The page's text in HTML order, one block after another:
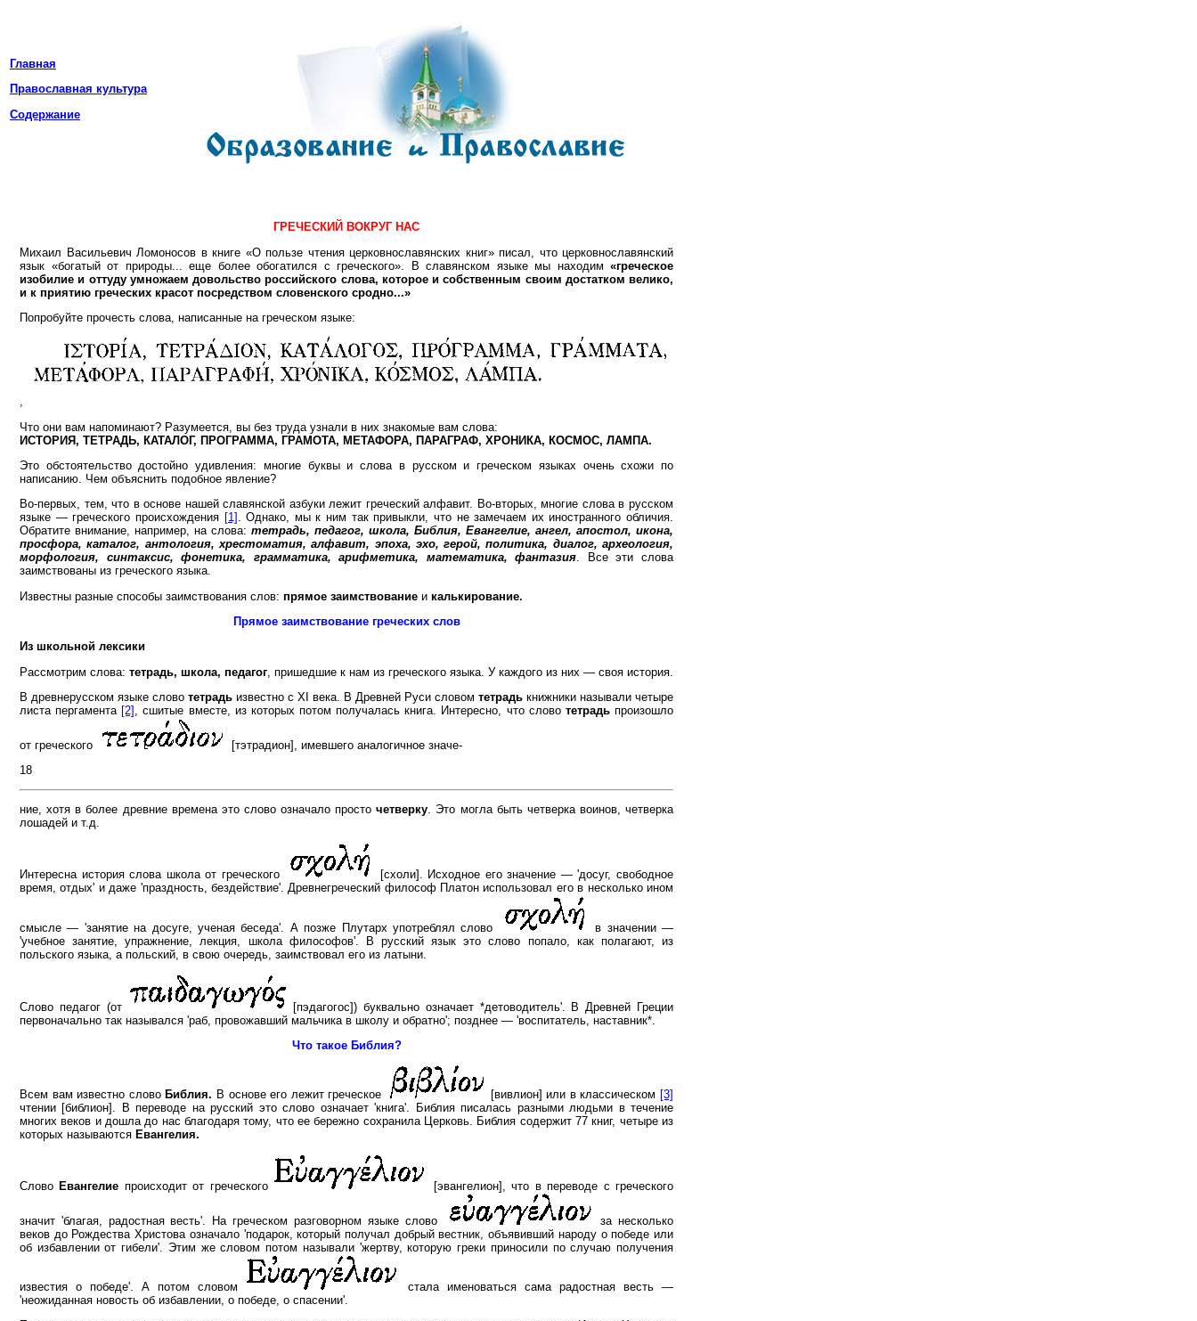
Главная
Православная культура
Содержание
ГРЕЧЕСКИЙ ВОКРУГ НАС
Михаил Васильевич Ломоносов в книге «О пользе чтения церковнославянских книг» писал, что церковнославянский
язык «богатый от природы... еще более обогатился с греческого». В славянском языке мы находим «греческое
изобилие и оттуду умножаем довольство российского слова, которое и собственным своим достатком велико,
и к приятию греческих красот посредством словенского сродно...»
Попробуйте прочесть слова, написанные на греческом языке:
,
Что они вам напоминают? Разумеется, вы без труда узнали в них знакомые вам слова:
ИСТОРИЯ, ТЕТРАДЬ, КАТАЛОГ, ПРОГРАММА, ГРАМОТА, МЕТАФОРА, ПАРАГРАФ, ХРОНИКА, КОСМОС, ЛАМПА.
Это обстоятельство достойно удивления: многие буквы и слова в русском и греческом языках очень схожи по
написанию. Чем объяснить подобное явление?
Во-первых, тем, что в основе нашей славянской азбуки лежит греческий алфавит. Во-вторых, многие слова в русском
языке — греческого происхождения [1] . Однако, мы к ним так привыкли, что не замечаем их иностранного обличия.
Обратите внимание, например, на слова: тетрадь, педагог, школа, Библия, Евангелие, ангел, апостол, икона,
просфора, каталог, антология, хрестоматия, алфавит, эпоха, эхо, герой, политика, диалог, археология,
морфология, синтаксис, фонетика, грамматика, арифметика, математика, фантазия. Все эти слова
заимствованы из греческого языка.
Известны разные способы заимствования слов: прямое заимствование и калькирование.
Прямое заимствование греческих слов
Из школьной лексики
Рассмотрим слова: тетрадь, школа, педагог , пришедшие к нам из греческого языка. У каждого из них — своя история.
В древнерусском языке слово тетрадь известно с XI века. В Древней Руси словом тетрадь книжники называли четыре
листа пергамента [2] , сшитые вместе, из которых потом получалась книга. Интересно, что слово тетрадьпроизошло
от греческого
[тэтрадион], имевшего аналогичное значе-
18
ние, хотя в более древние времена это слово означало просточетверку . Это могла быть четверка воинов, четверка
лошадей и т.д.
Интересна история слова школа от греческого
[схоли]. Исходное его значение — 'досуг, свободное
время, отдых' и даже 'праздность, бездействие'. Древнегреческий философ Платон использовал его в несколько ином
смысле — 'занятие на досуге, ученая беседа'. А позже Плутарх употреблял слово
в значении —
'учебное занятие, упражнение, лекция, школа философов'. В русский язык это слово попало, как полагают, из
польского языка, а польский, в свою очередь, заимствовал его из латыни.
Слово педагог (от
[пэдагогос]) буквально означает *детоводитель'. В Древней Греции
первоначально так назывался 'раб, провожавший мальчика в школу и обратно'; позднее — 'воспитатель, наставник*.
Что такое Библия?
Всем вам известно слово Библия. В основе его лежит греческое [вивлион] или в классическом [3]
чтении [библион]. В переводе на русский это слово означает 'книга'. Библия писалась разными людьми в течение
многих веков и дошла до нас благодаря тому, что ее бережно сохранила Церковь. Библия содержит 77 книг, четыре из
которых называются Евангелия.
СловоЕвангелие происходит от греческого [эвангелион], что в переводе с греческого
значит 'благая, радостная весть'. На греческом разговорном языке слово
за несколько
веков до Рождества Христова означало 'подарок, который получал добрый вестник, объявивший народу о победе или
об избавлении от гибели'. Этим же словом потом называли 'жертву, которую греки приносили по случаю получения
известия о победе'. А потом словом
стала именоваться сама радостная весть —
'неожиданная новость об избавлении, о победе, о спасении'.